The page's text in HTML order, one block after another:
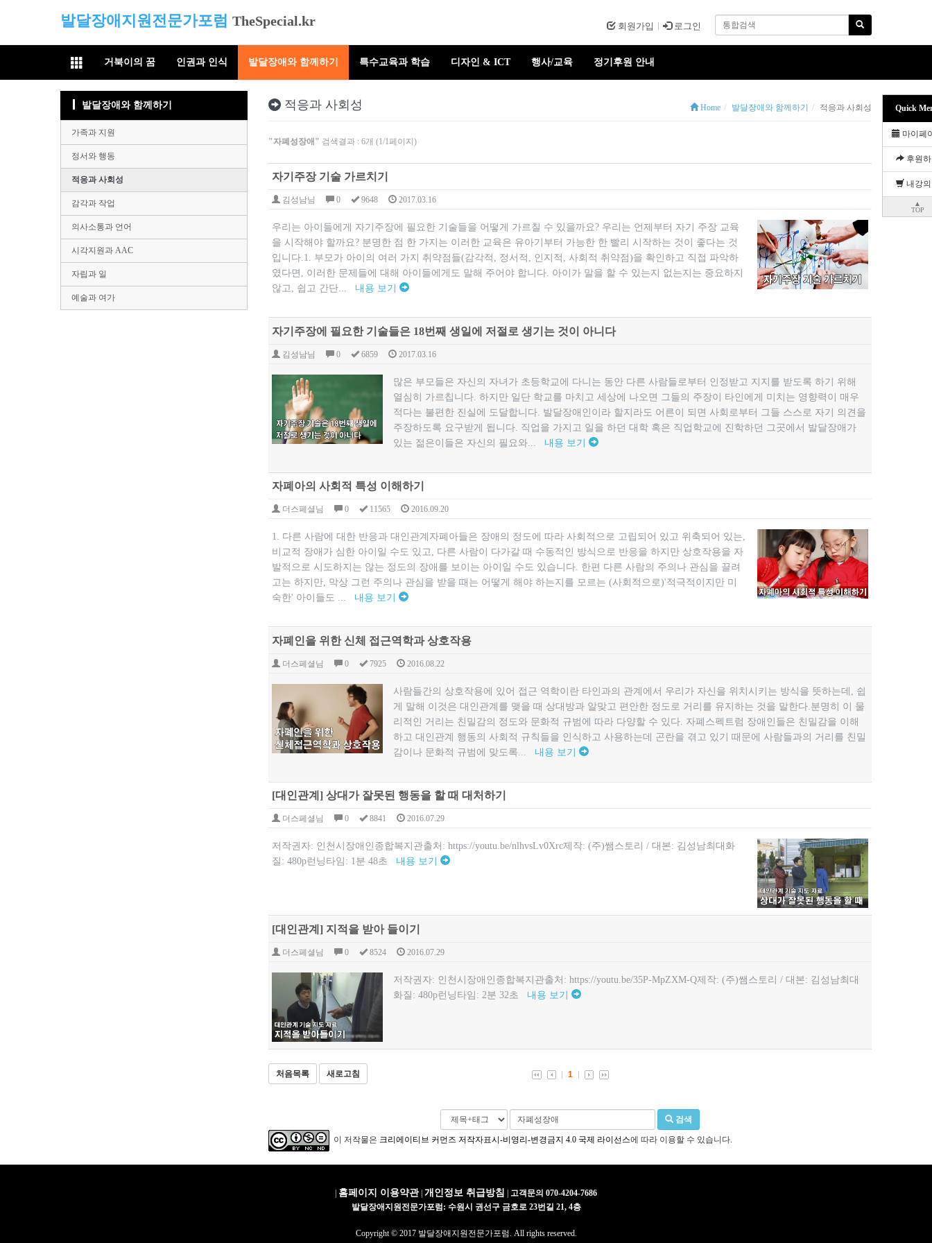
발달장애지원전문가포럼 TheSpecial.kr 회원가입 로그인
거북이의 꿈 인권과 인식 발달장애와 함께하기 특수교육과 학습 디자인 & ICT 행사/교육 정기후원 안내
적응과 사회성 Home 발달장애와 함께하기 적응과 사회성
"자폐성장애" 검색결과 : 6개 (1/1페이지)
자기주장 기술 가르치기
김성남님 0 9648 2017.03.16
우리는 아이들에게 자기주장에 필요한 기술들을 어떻게 가르칠 수 있을까요? 우리는 언제부터 자기 주장 교육
을 시작해야 할까요? 분명한 점 한 가지는 이러한 교육은 유아기부터 가능한 한 빨리 시작하는 것이 좋다는 것
입니다.1. 부모가 아이의 여러 가지 취약점들(감각적, 정서적, 인지적, 사회적 취약점)을 확인하고 직접 파악하
였다면, 이러한 문제들에 대해 아이들에게도 말해 주어야 합니다. 아이가 말을 할 수 있는지 없는지는 중요하지
않고, 쉽고 간단... 내용 보기
자기주장에 필요한 기술들은 18번째 생일에 저절로 생기는 것이 아니다
김성남님 0 6859 2017.03.16
많은 부모들은 자신의 자녀가 초등학교에 다니는 동안 다른 사람들로부터 인정받고 지지를 받도록 하기 위해
열심히 가르칩니다. 하지만 일단 학교를 마치고 세상에 나오면 그들의 주장이 타인에게 미치는 영향력이 매우
적다는 불편한 진실에 도달합니다. 발달장애인이라 할지라도 어른이 되면 사회로부터 그들 스스로 자기 의견을
주장하도록 요구받게 됩니다. 직업을 가지고 일을 하던 대학 혹은 직업학교에 진학하던 그곳에서 발달장애가
있는 젊은이들은 자신의 필요와... 내용 보기
자폐아의 사회적 특성 이해하기
더스페셜님 0 11565 2016.09.20
1. 다른 사람에 대한 반응과 대인관계자폐아들은 장애의 정도에 따라 사회적으로 고립되어 있고 위축되어 있는,
비교적 장애가 심한 아이일 수도 있고, 다른 사람이 다가갈 때 수동적인 방식으로 반응을 하지만 상호작용을 자
발적으로 시도하지는 않는 정도의 장애를 보이는 아이일 수도 있습니다. 한편 다른 사람의 주의나 관심을 끌려
고는 하지만, 막상 그런 주의나 관심을 받을 때는 어떻게 해야 하는지를 모르는 (사회적으로)​'적극적이지만 미
숙한' 아이들도 ... 내용 보기
자폐인을 위한 신체 접근역학과 상호작용
더스페셜님 0 7925 2016.08.22
​사람들간의 상호작용에 있어 접근 역학이란 타인과의 관계에서 우리가 자신을 위치시키는 방식을 뜻하는데, 쉽
게 말해 이것은 대인관계를 맺을 때 상대방과 알맞고 편안한 정도로 거리를 유지하는 것을 말한다.분명히 이 물
리적인 거리는 친밀감의 정도와 문화적 규범에 따라 다양할 수 있다. 자폐스펙트럼 장애인들은 친밀감을 이해
하고 대인관계 행동의 사회적 규칙들을 인식하고 사용하는데 곤란을 겪고 있기 때문에 사람들과의 거리를 친밀
감이나 문화적 규범에 맞도록... 내용 보기
[대인관계] 상대가 잘못된 행동을 할 때 대처하기
더스페셜님 0 8841 2016.07.29
저작권자: 인천시장애인종합복지관출처: https://youtu.be/nlhvsLv0Xrc제작: (주)쌤스토리 / 대본: 김성남최대화
질: 480p런닝타임: 1분 48초 내용 보기
[대인관계] 지적을 받아 들이기
더스페셜님 0 8524 2016.07.29
저작권자: 인천시장애인종합복지관출처: https://youtu.be/35P-MpZXM-Q제작: (주)쌤스토리 / 대본: 김성남최대
화질: 480p런닝타임: 2분 32초 내용 보기
처음목록 새로고침 1
검색
이 저작물은 크리에이티브 커먼즈 저작자표시-비영리-변경금지 4.0 국제 라이선스에 따라 이용할 수 있습니다.
발달장애와 함께하기
가족과 지원
정서와 행동
적응과 사회성
감각과 작업
의사소통과 언어
시각지원과 AAC
자립과 일
예술과 여가
Quick
마이페
후원하
내강
▲
TOP
홈페이지 이용약관| 개인정보 취급방침
고객문의 070-4204-7686
발달장애지원전문가포럼: 수원시 권선구 금호로 23번길 21, 4층
Copyright © 2017 발달장애지원전문가포럼. All rights reserved.